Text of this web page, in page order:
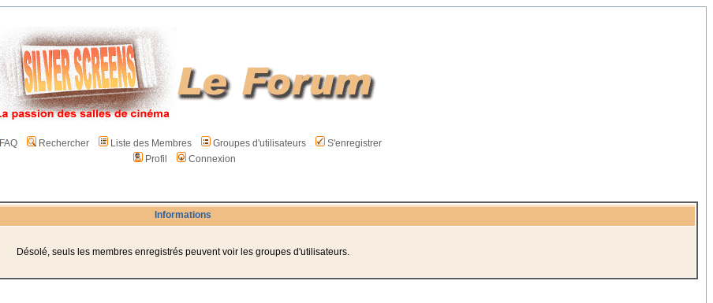
FAQ Rechercher Liste des Membres Groupes d'utilisateurs
S'enregistrer
Profil
Connexion
Informations
Désolé, seuls les membres enregistrés peuvent voir les groupes d'utilisateurs.